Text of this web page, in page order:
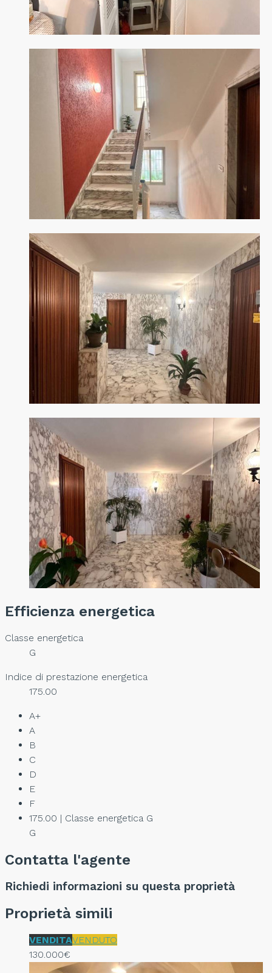
Efficienza energetica
Classe energetica
G
Indice di prestazione energetica
175.00
A+
A
B
C
D
E
F
175.00 | Classe energetica G
G
Contatta l'agente
Richiedi informazioni su questa proprietà
Proprietà simili
VENDITAVENDUTO
130.000€